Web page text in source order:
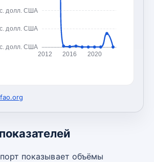
долл. США
долл. США
долл. США
2012 2016 2020
показывает объёмы